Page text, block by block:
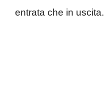
entrata che in uscita.